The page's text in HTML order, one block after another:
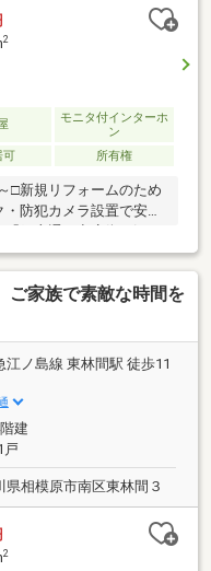
2
モニタ付インターホ
ン
可 所有権
□新規リフォームのため
防犯カメラ設置で安
銀座通り商店街」沿い
台分あります♪□ペット
は猫1頭まで）【創業42
て42年間の実績がある
す。スタッフ40名でお
くない※現在、他のロー
等お気軽に下記までご
ル：0120-12-7417
ご家族で素敵な時間を
江ノ島線 東林間駅 徒歩11
建
県相模原市南区東林間３
2